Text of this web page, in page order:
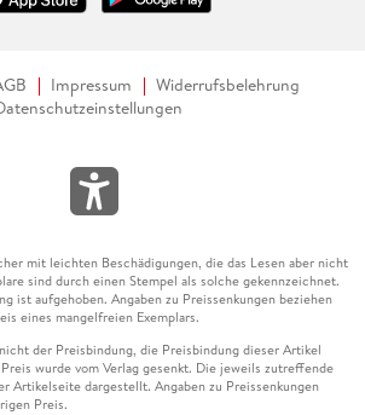
Impressum
Widerrufsbelehrung
mit leichten Beschädigungen, die das Lesen aber nicht
sind durch einen Stempel als solche gekennzeichnet.
ist aufgehoben. Angaben zu Preissenkungen beziehen
eines mangelfreien Exemplars.
der Preisbindung, die Preisbindung dieser Artikel
wurde vom Verlag gesenkt. Die jeweils zutreffende
Artikelseite dargestellt. Angaben zu Preissenkungen
Preis.